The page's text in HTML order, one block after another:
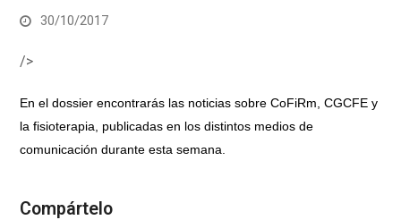
30/10/2017
/>
En el dossier encontrarás las noticias sobre CoFiRm, CGCFE y
la fisioterapia, publicadas en los distintos medios de
comunicación durante esta semana.
Compártelo